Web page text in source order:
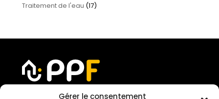
Gérer le consentement
Traitement de l'eau (17)